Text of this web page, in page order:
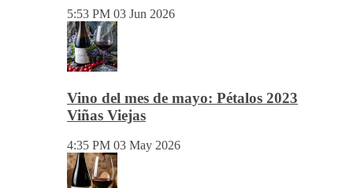
5:53 PM 03 Jun 2026
Vino del mes de mayo: Pétalos 2023
Viñas Viejas
4:35 PM 03 May 2026